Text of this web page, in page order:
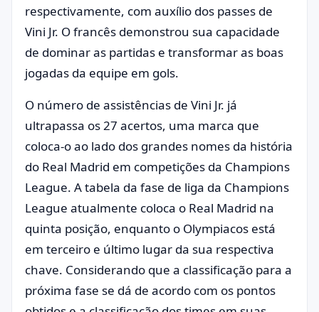
respectivamente, com auxílio dos passes de
Vini Jr. O francês demonstrou sua capacidade
de dominar as partidas e transformar as boas
jogadas da equipe em gols.
O número de assistências de Vini Jr. já
ultrapassa os 27 acertos, uma marca que
coloca-o ao lado dos grandes nomes da história
do Real Madrid em competições da Champions
League. A tabela da fase de liga da Champions
League atualmente coloca o Real Madrid na
quinta posição, enquanto o Olympiacos está
em terceiro e último lugar da sua respectiva
chave. Considerando que a classificação para a
próxima fase se dá de acordo com os pontos